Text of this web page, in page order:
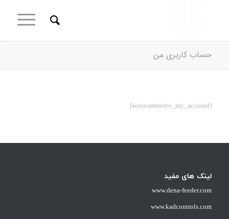
حساب کاربری من
[woocommerce_my_account]
لینک های مفید
www.dena-feeder.com
www.kadcontrols.com